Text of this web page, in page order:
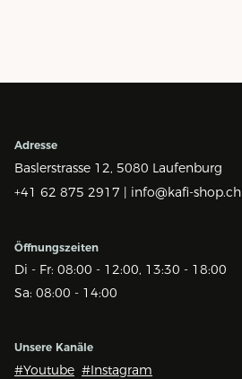
Adresse
Baslerstrasse 12, 5080 Laufenburg
+41 62 875 2917 | info@kafi-shop.ch
Öffnungszeiten
Di - Fr: 08:00 - 12:00, 13:30 - 18:00
Sa: 08:00 - 14:00
Unsere Kanäle
#Youtube #Instagram